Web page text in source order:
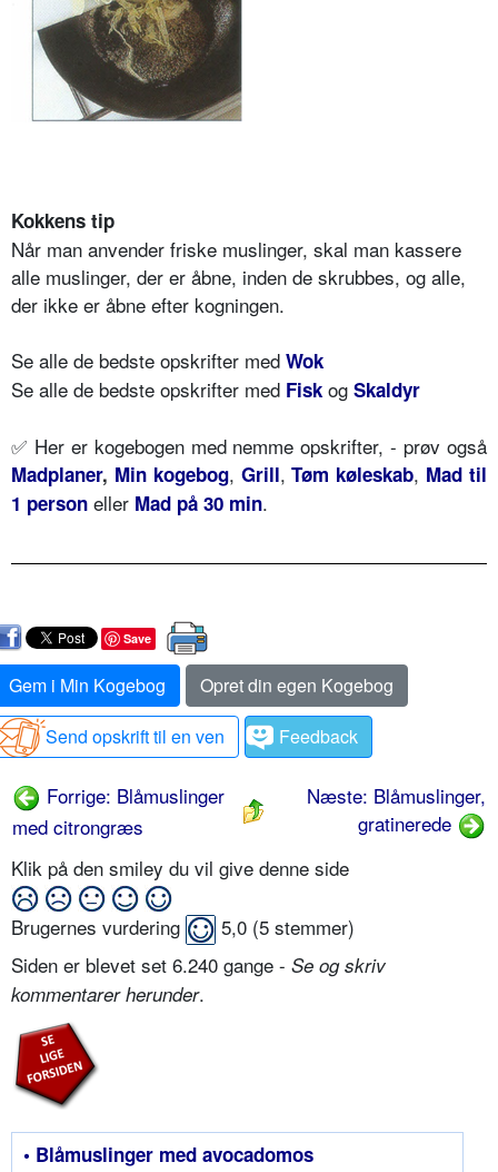
Kokkens tip
Når man anvender friske muslinger, skal man kassere
alle muslinger, der er åbne, inden de skrubbes, og alle,
der ikke er åbne efter kogningen.
Se alle de bedste opskrifter med Wok
Se alle de bedste opskrifter med Fisk og Skaldyr
✅ Her er kogebogen med nemme opskrifter, - prøv også
Madplaner, Min kogebog, Grill,Tøm køleskab, Mad til
1 person eller Mad på 30 min.
Save
Gem i Min Kogebog
Opret din egen Kogebog
Send opskrift til en ven
Feedback
Forrige: Blåmuslinger
med citrongræs
Næste: Blåmuslinger,
gratinerede
Klik på den smiley du vil give denne side
Brugernes vurdering 5,0 (5 stemmer)
Siden er blevet set 6.240 gange - Se og skriv
kommentarer herunder.
• Blåmuslinger med avocadomos